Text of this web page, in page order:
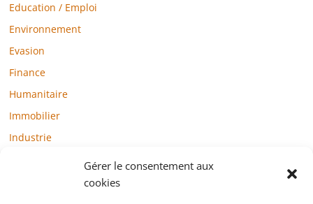
Gérer le consentement aux
cookies
Education / Emploi
Environnement
Evasion
Finance
Humanitaire
Immobilier
Industrie